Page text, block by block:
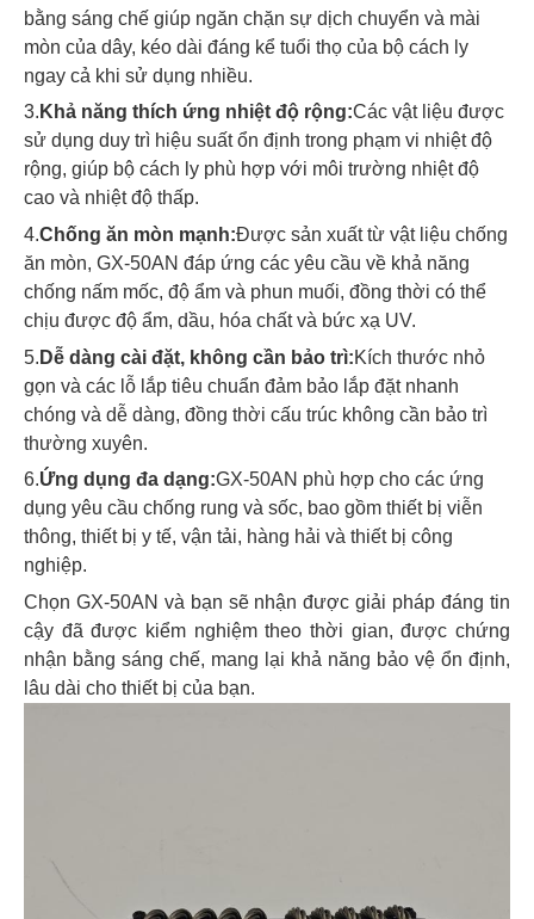
bằng sáng chế giúp ngăn chặn sự dịch chuyển và mài
mòn của dây, kéo dài đáng kể tuổi thọ của bộ cách ly
ngay cả khi sử dụng nhiều.
3. Khả năng thích ứng nhiệt độ rộng:Các vật liệu được
sử dụng duy trì hiệu suất ổn định trong phạm vi nhiệt độ
rộng, giúp bộ cách ly phù hợp với môi trường nhiệt độ
cao và nhiệt độ thấp.
4.Chống ăn mòn mạnh:Được sản xuất từ ​​​​vật liệu chống
ăn mòn, GX-50AN đáp ứng các yêu cầu về khả năng
chống nấm mốc, độ ẩm và phun muối, đồng thời có thể
chịu được độ ẩm, dầu, hóa chất và bức xạ UV.
5. Dễ dàng cài đặt, không cần bảo trì:Kích thước nhỏ
gọn và các lỗ lắp tiêu chuẩn đảm bảo lắp đặt nhanh
chóng và dễ dàng, đồng thời cấu trúc không cần bảo trì
thường xuyên.
6.Ứng dụng đa dạng:GX-50AN phù hợp cho các ứng
dụng yêu cầu chống rung và sốc, bao gồm thiết bị viễn
thông, thiết bị y tế, vận tải, hàng hải và thiết bị công
nghiệp.
Chọn GX-50AN và bạn sẽ nhận được giải pháp đáng tin
cậy đã được kiểm nghiệm theo thời gian, được chứng
nhận bằng sáng chế, mang lại khả năng bảo vệ ổn định,
lâu dài cho thiết bị của bạn.